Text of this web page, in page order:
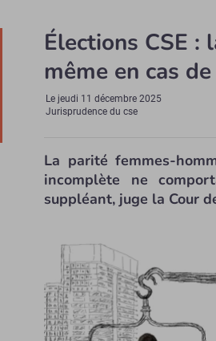
Élections CSE
même en cas
Le jeudi 11 décembre 2025
Jurisprudence du cse
La parité femmes-
incomplète ne
suppléant, juge la Cour